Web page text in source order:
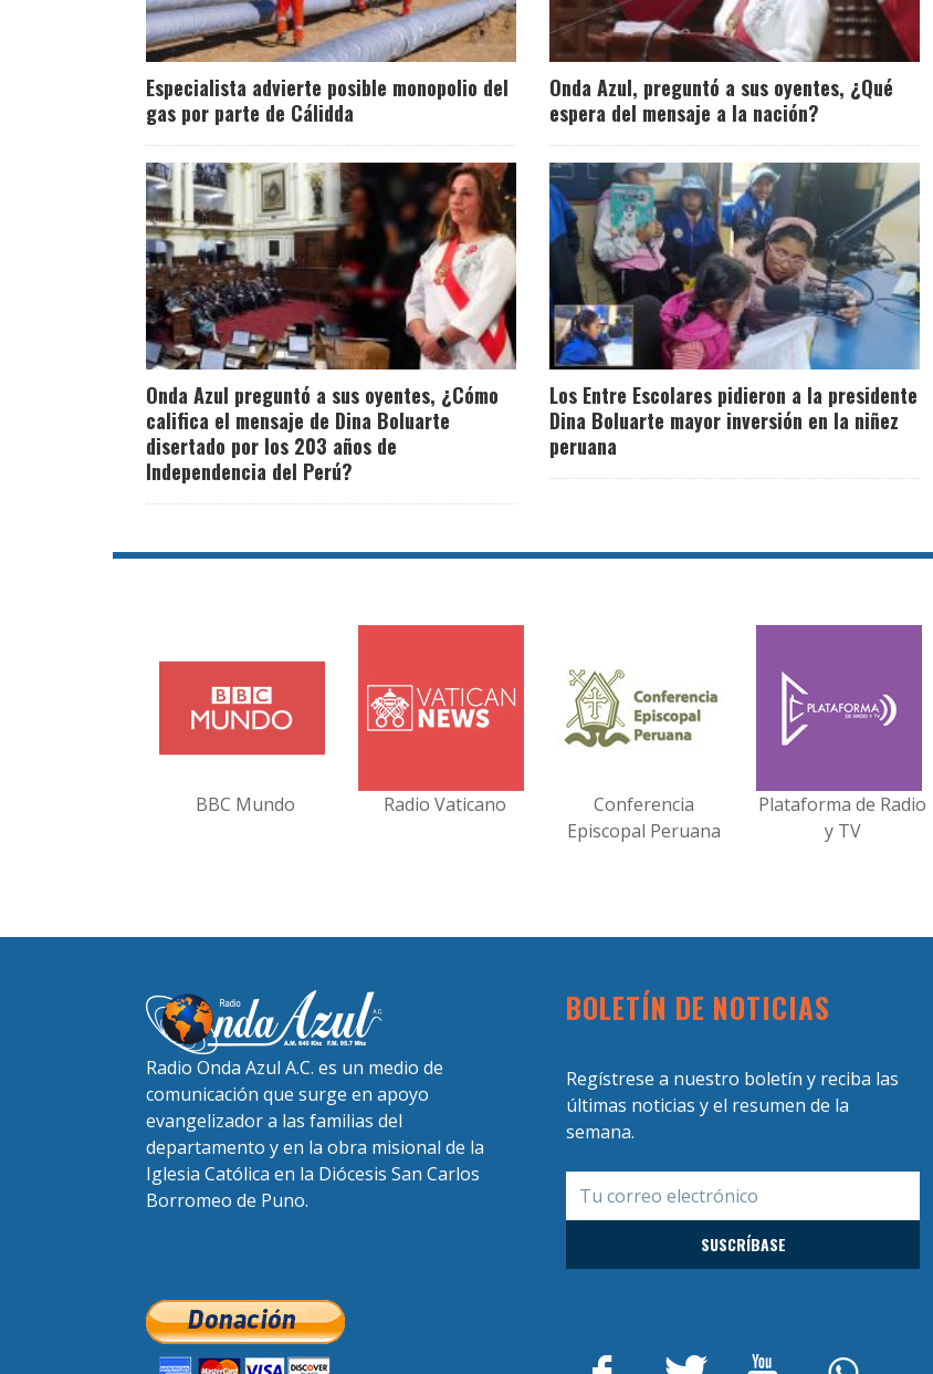
Especialista advierte posible monopolio del
gas por parte de Cálidda
Onda Azul, preguntó a sus oyentes, ¿Qué
espera del mensaje a la nación?
Onda Azul preguntó a sus oyentes, ¿Cómo
califica el mensaje de Dina Boluarte
disertado por los 203 años de
Independencia del Perú?
Los Entre Escolares pidieron a la presidente
Dina Boluarte mayor inversión en la niñez
peruana
BBC Mundo Radio Vaticano
Conferencia
Episcopal Peruana
Plataforma de Radio
y TV
Radio Onda Azul A.C. es un medio de
comunicación que surge en apoyo
evangelizador a las familias del
departamento y en la obra misional de la
Iglesia Católica en la Diócesis San Carlos
Borromeo de Puno.
BOLETÍN DE NOTICIAS
Regístrese a nuestro boletín y reciba las
últimas noticias y el resumen de la
semana.